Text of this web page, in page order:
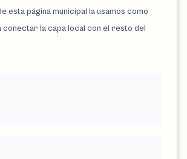
esta página municipal la usamos como
la capa local con el resto del